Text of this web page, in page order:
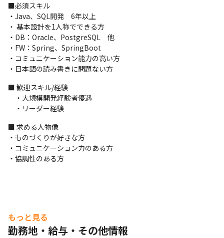
社内のイベントも頻繁に開催されています。
■必須スキル
・Java、SQL開発　6年以上
・ 基本設計を1人称でできる方
・DB：Oracle、PostgreSQL　他
・FW：Spring、SpringBoot
・コミュニケーション能力の高い方
・日本語の読み書きに問題ない方
■ 歓迎スキル/経験
・大規模開発経験者優遇
・リーダー経験
■ 求める人物像
・ものづくりが好きな方
・コミュニケーション力のある方
・協調性のある方
もっと見る
勤務地・給与・その他情報